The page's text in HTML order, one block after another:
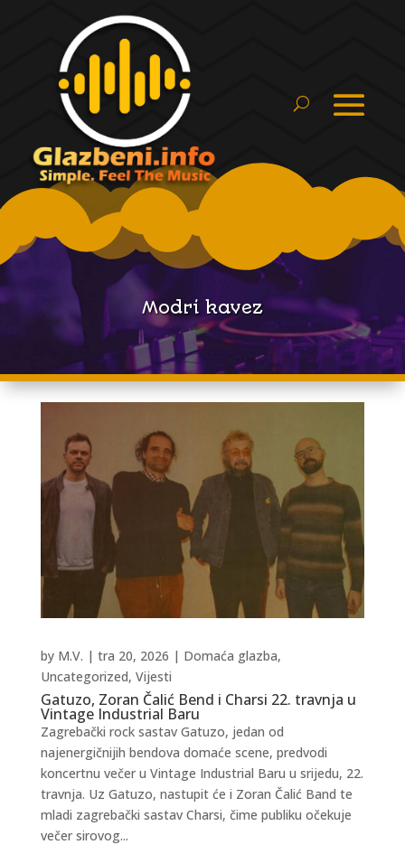
Modri kavez
Gatuzo, Zoran Čalić Bend i Charsi 22. travnja u
Vintage Industrial Baru
by M.V. | tra 20, 2026 | Domaća glazba,
Uncategorized, Vijesti
Zagrebački rock sastav Gatuzo, jedan od
najenergičnijih bendova domaće scene, predvodi
koncertnu večer u Vintage Industrial Baru u srijedu, 22.
travnja. Uz Gatuzo, nastupit će i Zoran Čalić Band te
mladi zagrebački sastav Charsi, čime publiku očekuje
večer sirovog...